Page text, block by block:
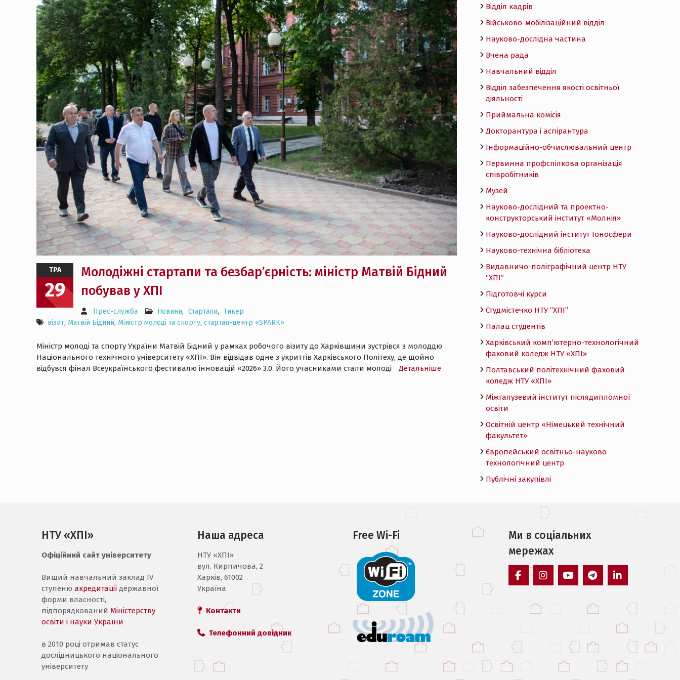
ТРА
29
Молодіжні стартапи та безбар’єрність: міністр Матвій Бідний
побував у ХПІ
Прес-служба Новини, Стартапи, Тикер
візит, Матвій Бідний, Міністр молоді та спорту, стартап-центр «SPARK»
Міністр молоді та спорту України Матвій Бідний у рамках робочого візиту до Харківщини зустрівся з молоддю
Національного технічного університету «ХПІ». Він відвідав одне з укриттів Харківського Політеху, де щойно
відбувся фінал Всеукраїнського фестивалю інновацій «2026» 3.0. Його учасниками стали молоді
Детальнiше
Відділ кадрів
Військово-мобілізаційний відділ
Науково-дослідна частина
Вчена рада
Навчальний відділ
Відділ забезпечення якості освітньої
діяльності
Приймальна комісія
Докторантура і аспірантура
Інформаційно-обчислювальний центр
Первинна профспілкова організація
співробітників
Музей
Науково-дослідний та проектно-
конструкторський інститут «Молнія»
Науково-дослідний інститут Іоносфери
Науково-технічна бібліотека
Видавничо-поліграфічний центр НТУ
“ХПІ”
Підготовчі курси
Студмістечко НТУ “ХПІ”
Палац студентів
Харківський комп’ютерно-технологічний
фаховий коледж НТУ «ХПI»
Полтавський політехнічний фаховий
коледж НТУ «ХПI»
Міжгалузевий інститут післядипломної
освіти
Освітній центр «Німецький технічний
факультет»
Європейський освітньо-науково
технологічний центр
Публічні закупівлі
НТУ «ХПІ»
Офіційний сайт університету
Вищий навчальний заклад IV
ступеню акредитації державної
форми власності,
підпорядкований Міністерству
освіти і науки України
в 2010 році отримав статус
дослідницького національного
університету
Наша адреса
НТУ «ХПI»
вул. Кирпичова, 2
Харків, 61002
Україна
Контакти
Телефонний довідник
Free Wi-Fi
Ми в соцiальних
мережах